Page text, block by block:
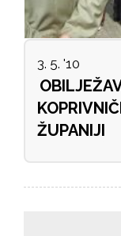
3. 5. '10
ŽUPANIJI